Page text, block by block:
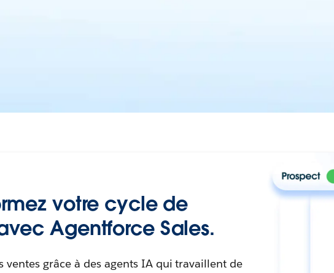
votre cycle de
Agentforce Sales.
ventes grâce à des agents IA qui travaillent de